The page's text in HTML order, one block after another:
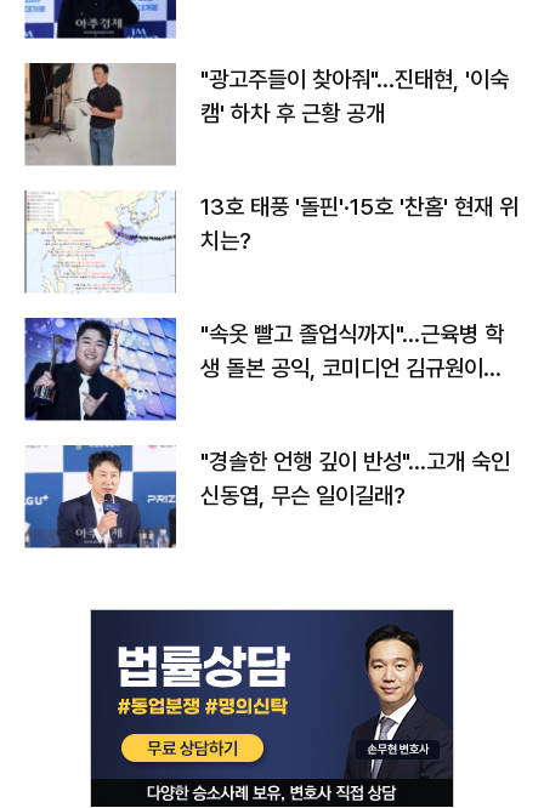
"광고주들이 찾아줘"…진태현, '이숙
캠' 하차 후 근황 공개
13호 태풍 '돌핀'·15호 '찬홈' 현재 위
치는?
"속옷 빨고 졸업식까지"…근육병 학
생 돌본 공익, 코미디언 김규원이었
"경솔한 언행 깊이 반성"…고개 숙인
신동엽, 무슨 일이길래?